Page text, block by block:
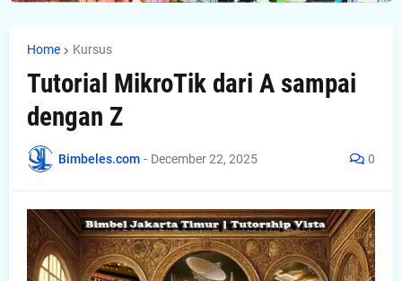
Home Kursus
Tutorial MikroTik dari A sampai
dengan Z
Bimbeles.com - December 22, 2025 0